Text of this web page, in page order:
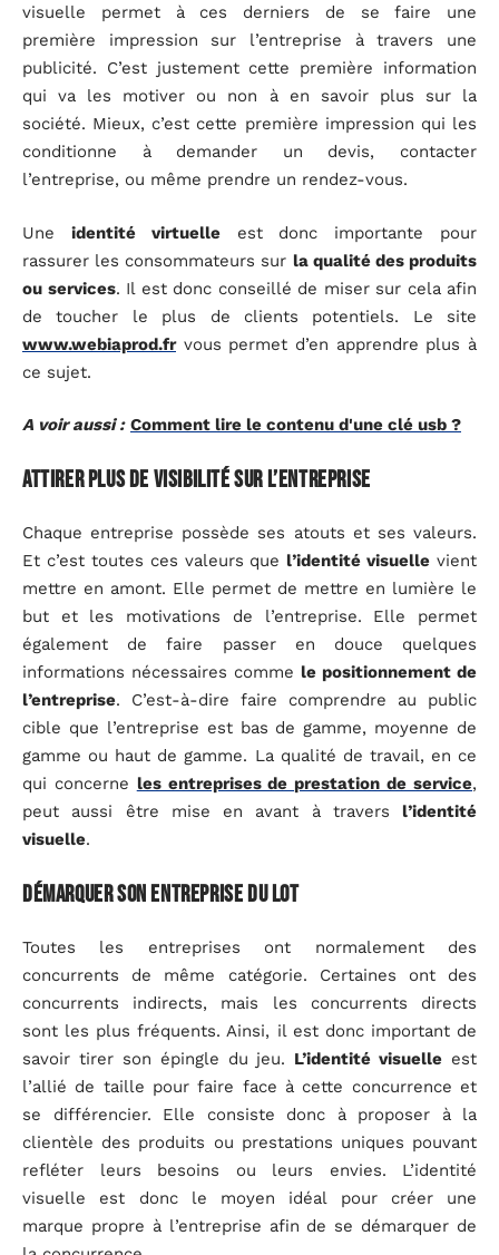
visuelle permet à ces derniers de se faire une
première impression sur l’entreprise à travers une
publicité. C’est justement cette première information
qui va les motiver ou non à en savoir plus sur la
société. Mieux, c’est cette première impression qui les
conditionne à demander un devis, contacter
l’entreprise, ou même prendre un rendez-vous.
Une identité virtuelleest donc importante pour
rassurer les consommateurs sur la qualité des produits
ou services. Il est donc conseillé de miser sur cela afin
de toucher le plus de clients potentiels. Le site
www.webiaprod.frvous permet d’en apprendre plus à
ce sujet.
A voir aussi : Comment lire le contenu d'une clé usb ?
Attirer plus de visibilité sur l’entreprise
Chaque entreprise possède ses atouts et ses valeurs.
Et c’est toutes ces valeurs quel’identité visuelle vient
mettre en amont. Elle permet de mettre en lumière le
but et les motivations de l’entreprise. Elle permet
également de faire passer en douce quelques
informations nécessaires comme le positionnement de
l’entreprise. C’est-à-dire faire comprendre au public
cible que l’entreprise est bas de gamme, moyenne de
gamme ou haut de gamme. La qualité de travail, en ce
qui concerne les entreprises de prestation de service,
peut aussi être mise en avant à travers l’identité
visuelle.
Démarquer son entreprise du lot
Toutes les entreprises ont normalement des
concurrents de même catégorie. Certaines ont des
concurrents indirects, mais les concurrents directs
sont les plus fréquents. Ainsi, il est donc important de
savoir tirer son épingle du jeu. L’identité visuelle est
l’allié de taille pour faire face à cette concurrence et
se différencier. Elle consiste donc à proposer à la
clientèle des produits ou prestations uniques pouvant
refléter leurs besoins ou leurs envies. L’identité
visuelle est donc le moyen idéal pour créer une
marque propre à l’entreprise afin de se démarquer de